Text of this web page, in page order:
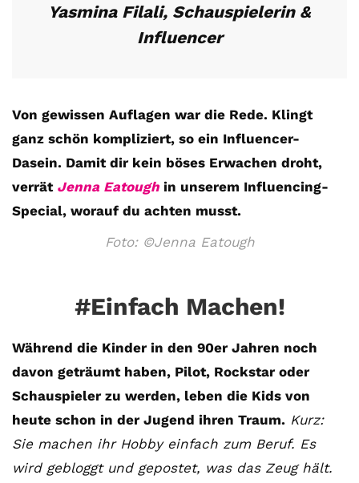
Yasmina Filali, Schauspielerin &
Influencer
Von gewissen Auflagen war die Rede. Klingt
ganz schön kompliziert, so ein Influencer-
Dasein. Damit dir kein böses Erwachen droht,
verrät Jenna Eatough in unserem Influencing-
Special, worauf du achten musst.
Foto: ©Jenna Eatough
#Einfach Machen!
Während die Kinder in den 90er Jahren noch
davon geträumt haben, Pilot, Rockstar oder
Schauspieler zu werden, leben die Kids von
heute schon in der Jugend ihren Traum. Kurz:
Sie machen ihr Hobby einfach zum Beruf. Es
wird gebloggt und gepostet, was das Zeug hält.